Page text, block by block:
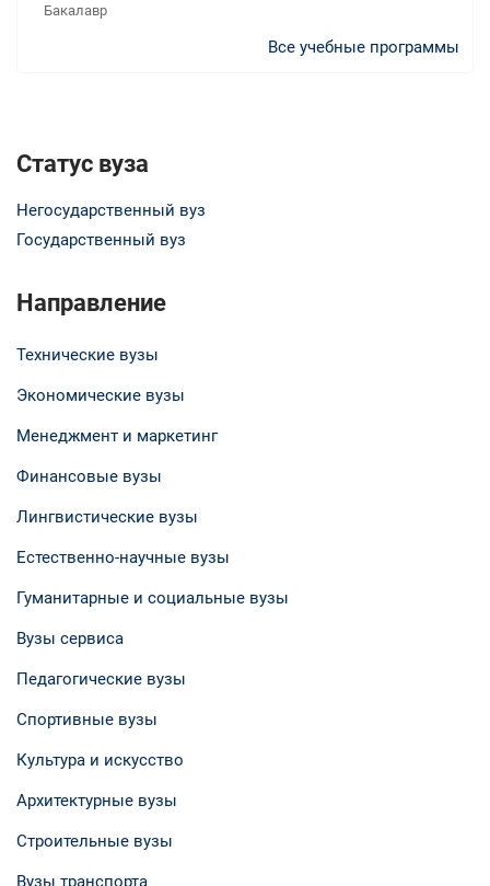
Бакалавр
Все учебные программы
Статус вуза
Негосударственный вуз
Государственный вуз
Направление
Технические вузы
Экономические вузы
Менеджмент и маркетинг
Финансовые вузы
Лингвистические вузы
Естественно-научные вузы
Гуманитарные и социальные вузы
Вузы сервиса
Педагогические вузы
Спортивные вузы
Культура и искусство
Архитектурные вузы
Строительные вузы
Вузы транспорта